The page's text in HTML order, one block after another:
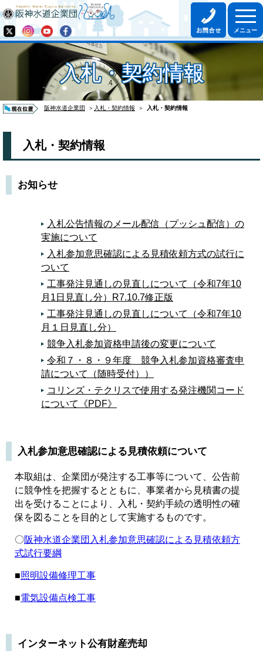
入札・契約情報
阪神水道企業団 ＞ 入札・契約情報 ＞ 入札・契約情報
入札・契約情報
お知らせ
入札公告情報のメール配信（プッシュ配信）の
実施について
入札参加意思確認による見積依頼方式の試行に
ついて
工事発注見通しの見直しについて（令和7年10
月1日見直し分）R7.10.7修正版
工事発注見通しの見直しについて（令和7年10
月１日見直し分）
競争入札参加資格申請後の変更について
令和７・８・９年度 競争入札参加資格審査申
請について（随時受付））
コリンズ・テクリスで使用する発注機関コード
について《PDF》
阪神水道企業団指名停止基準要綱について
災害応援協定先（設備業者）の公募について
阪神水道企業団における工事契約約款第25条の
運用について《PDF》
について（R5.6.1改正）《PDF》
阪神水道企業団総合評価方式実施に伴う低入札
価格調査手続要綱の一部改正について（R5.5.22
改正）《PDF》
阪神水道企業団最低制限価格制度実施要領の一
入札書と積算内訳書の取扱いについて
入札参加意思確認による見積依頼について
本取組は、企業団が発注する工事等について、公告前
に競争性を把握するとともに、事業者から見積書の提
出を受けることにより、入札・契約手続の透明性の確
保を図ることを目的として実施するものです。
〇阪神水道企業団入札参加意思確認による見積依頼方
式試行要綱
■照明設備修理工事
■電気設備点検工事
インターネット公有財産売却